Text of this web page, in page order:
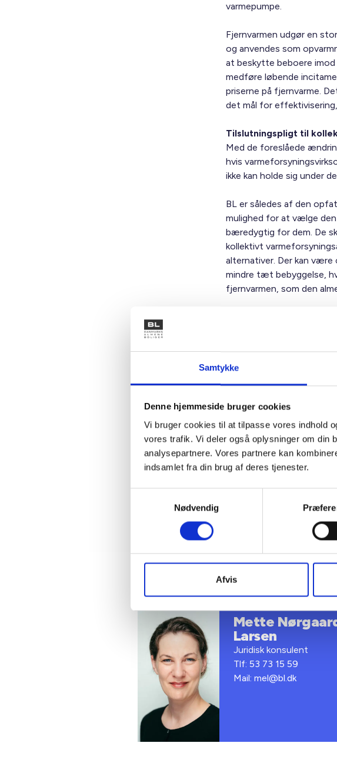
Samtykke
Denne hjemmeside bruger cookies
Vi bruger cookies til at tilpasse vores indhold
vores trafik. Vi deler også oplysninger om din
analysepartnere. Vores partnere kan
indsamlet fra din brug af deres tjenester.
Nødvendig
Afvis
varmepumpe.
Fjernvarmen udgør en
og anvendes som
at beskytte beboere
medføre løbende
priserne på fjernvarme.
det mål for
Tilslutningspligt til
Med de foreslåede
hvis
ikke kan holde sig under
BL er således af den
mulighed for at vælge
bæredygtig for dem. De
kollektivt
alternativer. Der kan
mindre tæt bebyggelse,
fjernvarmen, som den
varmeforsyning, kommer
dækkes af et
varmeregninger, fordi de
bære en
Udviklingen bør
risiko kan afhjælpes, og
Venlig hilsen
Kontakt
Mette
Larsen
Juridisk konsulent
Tlf: 53 73 15 59
Mail: mel@bl.dk